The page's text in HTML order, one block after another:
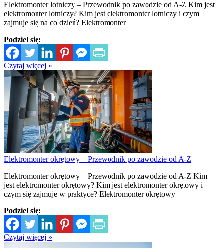
Elektromonter lotniczy – Przewodnik po zawodzie od A-Z Kim jest
elektromonter lotniczy? Kim jest elektromonter lotniczy i czym
zajmuje się na co dzień? Elektromonter
Podziel się:
Czytaj więcej »
Elektromonter okrętowy – Przewodnik po zawodzie od A-Z
Elektromonter okrętowy – Przewodnik po zawodzie od A-Z Kim
jest elektromonter okrętowy? Kim jest elektromonter okrętowy i
czym się zajmuje w praktyce? Elektromonter okrętowy
Podziel się:
Czytaj więcej »